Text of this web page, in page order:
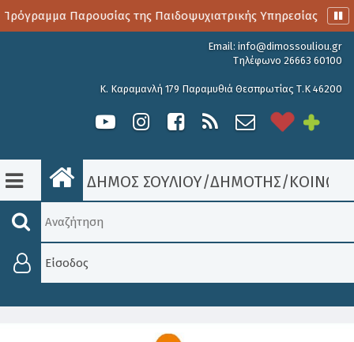
Παρουσίας της Παιδοψυχιατρικής Υπηρεσίας
Email: info@dimossouliou.gr
Τηλέφωνο 26663 60100
Κ. Καραμανλή 179 Παραμυθιά Θεσπρωτίας Τ.Κ 46200
ΔΗΜΟΣ ΣΟΥΛΙΟΥ/ΔΗΜΟΤΗΣ/
Είσοδος